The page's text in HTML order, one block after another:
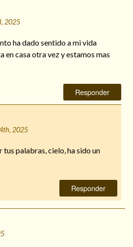
2025
ha dado sentido a mi vida
en casa otra vez y estamos mas
Responder
2025
palabras, cielo, ha sido un
Responder